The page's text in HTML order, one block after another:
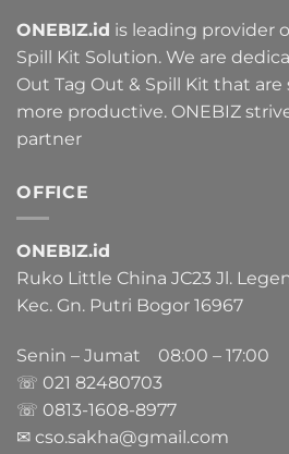
ONEBIZ.id is leading provider
Spill Kit Solution. We are
Out Tag Out & Spill Kit that are
more productive. ONEBIZ
partner
OFFICE
ONEBIZ.id
Ruko Little China JC23 Jl.
Kec. Gn. Putri Bogor 16967
Senin – Jumat 08:00 – 17:00
☏ 021 82480703
☏ 0813-1608-8977
✉ cso.sakha@gmail.com